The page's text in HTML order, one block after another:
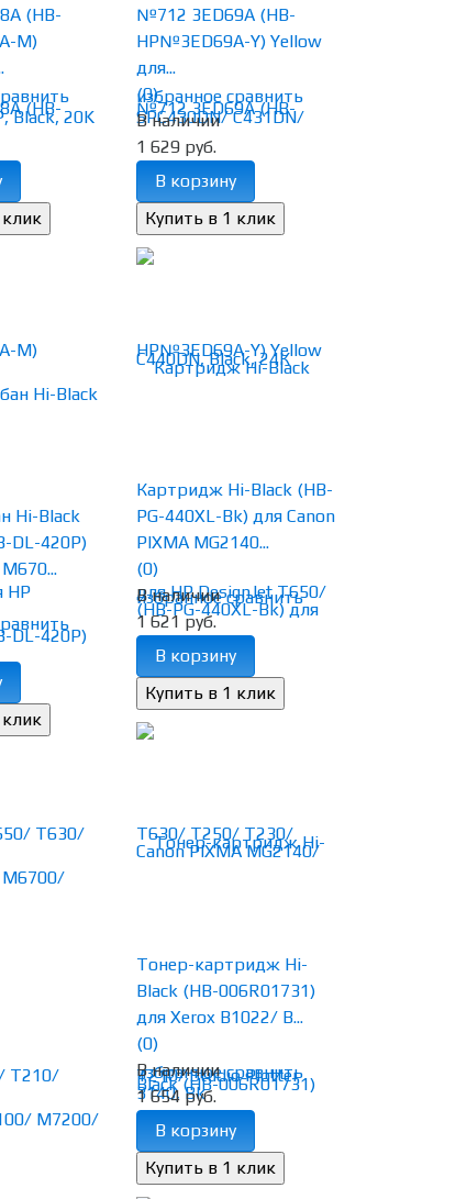
(HB-
M)
избранное сравнить
№712 3ED69A (HB-
HP№3ED69A-Y) Yellow
для...
(0)
В наличии
1 629 руб.
В корзину
Hi-Black
DL-420P)
избранное сравнить
Картридж Hi-Black (HB-
PG-440XL-Bk) для Canon
PIXMA MG2140...
(0)
В наличии
1 621 руб.
В корзину
избранное сравнить
Тонер-картридж Hi-
Black (HB-006R01731)
для Xerox B1022/ B...
(0)
В наличии
1 654 руб.
В корзину